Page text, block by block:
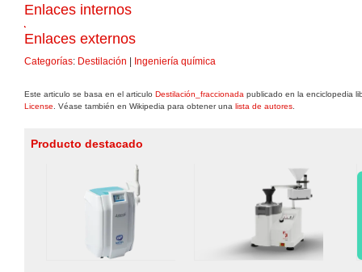
Enlaces internos
Enlaces externos
Categorías: Destilación Ingeniería química
Este articulo se basa en el articulo Destilación_fraccionada publicado en la enciclopedia
License . Véase también en Wikipedia para obtener una lista de autores
Producto destacado